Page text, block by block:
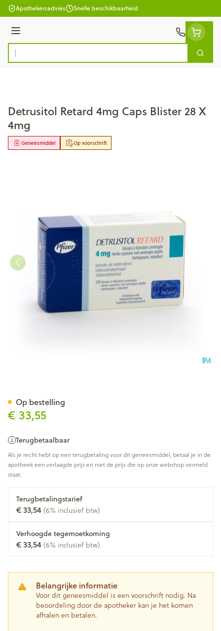
Ga naar de inhoud
Apothekersadvies Snelle beschikbaarheid
Menu
Product, merk, categorie...
Zoek
Detrusitol Retard 4mg Caps Blister 28 X
4mg
Op voorschrift
Geneesmiddel
€ 33,55
Terugbetaalbaar
Als je recht hebt op een terugbetaling voor dit geneesmiddel, betaal je in de
apotheek een verlaagde prijs en niet de prijs die op onze webshop vermeld
staat.
Terugbetalingstarief
€ 33,54(6% inclusief btw)
Verhoogde tegemoetkoming
€ 33,54(6% inclusief btw)
Belangrijke informatie
Voor dit geneesmiddel is een voorschrift nodig. Na
beoordeling door de apotheker kan je het komen
afhalen en betalen.
Op bestelling